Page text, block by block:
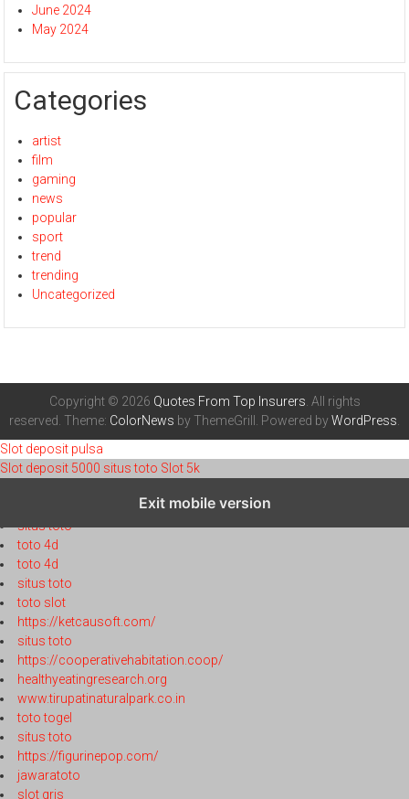
June 2024
May 2024
Categories
artist
film
gaming
news
popular
sport
trend
trending
Uncategorized
Copyright © 2026 Quotes From Top Insurers. All rights
reserved. Theme: ColorNews by ThemeGrill. Powered byWordPress.
Slot deposit pulsa
Slot deposit 5000 situs toto Slot 5k
Exit mobile version
situs toto
toto 4d
toto 4d
situs toto
toto slot
https://ketcausoft.com/
situs toto
https://cooperativehabitation.coop/
healthyeatingresearch.org
www.tirupatinaturalpark.co.in
toto togel
situs toto
https://figurinepop.com/
jawaratoto
slot qris